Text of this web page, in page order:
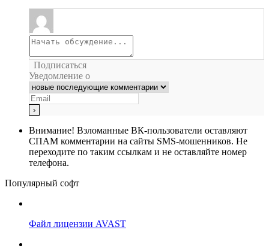
Подписаться
Уведомление о
Внимание! Взломанные ВК-пользователи оставляют
СПАМ комментарии на сайты SMS-мошенников. Не
переходите по таким ссылкам и не оставляйте номер
телефона.
Популярный софт
Файл лицензии AVAST